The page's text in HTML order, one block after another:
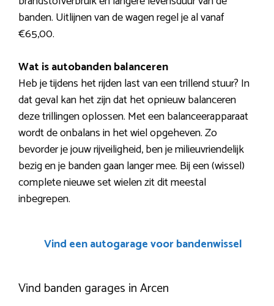
banden. Uitlijnen van de wagen regel je al vanaf
€65,00.
Wat is autobanden balanceren
Heb je tijdens het rijden last van een trillend stuur? In
dat geval kan het zijn dat het opnieuw balanceren
deze trillingen oplossen. Met een balanceerapparaat
wordt de onbalans in het wiel opgeheven. Zo
bevorder je jouw rijveiligheid, ben je milieuvriendelijk
bezig en je banden gaan langer mee. Bij een (wissel)
complete nieuwe set wielen zit dit meestal
inbegrepen.
Vind een autogarage voor bandenwissel
Vind banden garages in Arcen